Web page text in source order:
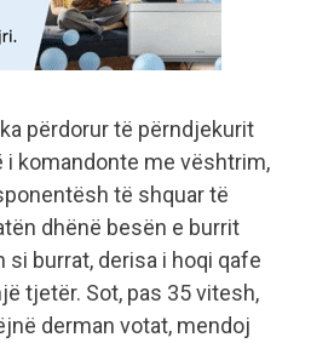
përdorur të përndjekurit
i komandonte me vështrim,
të shquar të
dhënë besën e burrit
burrat, derisa i hoqi qafe
tjetër. Sot, pas 35 vitesh,
derman votat, mendoj